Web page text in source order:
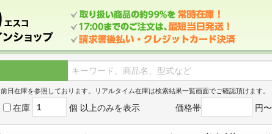
前日在庫を参照しております。リアルタイム在庫は検索結果一覧画面でご確認頂けます。
在庫 個 以上のみを表示 価格帯 円〜